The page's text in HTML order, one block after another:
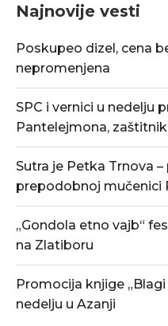
Najnovije vesti
Poskupeo dizel, cena
nepromenjena
SPC i vernici u nedelju
Pantelejmona,
Sutra je Petka Trnova
prepodobnoj mučenici
„Gondola etno vajb“
na Zlatiboru
Promocija knjige
nedelju u Azanji